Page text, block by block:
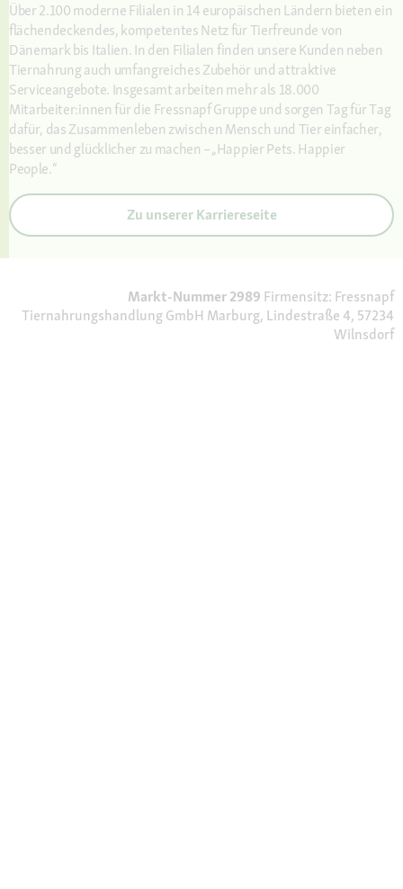
Über 2.100 moderne Filialen in 14 europäischen Ländern bieten ein
flächendeckendes, kompetentes Netz für Tierfreunde von
Dänemark bis Italien. In den Filialen finden unsere Kunden neben
Tiernahrung auch umfangreiches Zubehör und attraktive
Serviceangebote. Insgesamt arbeiten mehr als 18.000
Mitarbeiter:innen für die Fressnapf Gruppe und sorgen Tag für Tag
dafür, das Zusammenleben zwischen Mensch und Tier einfacher,
besser und glücklicher zu machen –„Happier Pets. Happier
People.“
Zu unserer Karriereseite
Markt-Nummer 2989 Firmensitz: Fressnapf
Tiernahrungshandlung GmbH Marburg, Lindestraße 4, 57234
Wilnsdorf